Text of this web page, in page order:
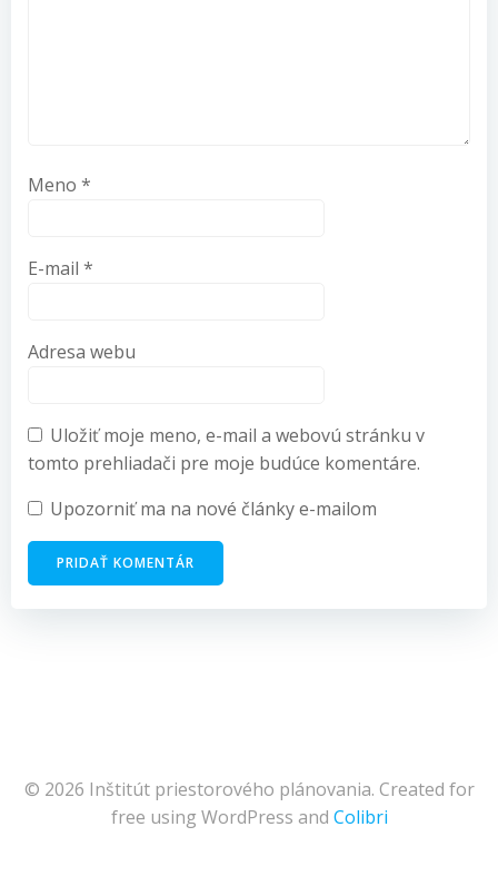
Meno *
E-mail *
Adresa webu
Uložiť moje meno, e-mail a webovú stránku v
tomto prehliadači pre moje budúce komentáre.
Upozorniť ma na nové články e-mailom
© 2026 Inštitút priestorového plánovania. Created for
free using WordPress and Colibri